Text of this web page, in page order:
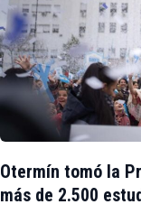
Otermín tomó la
más de 2.500